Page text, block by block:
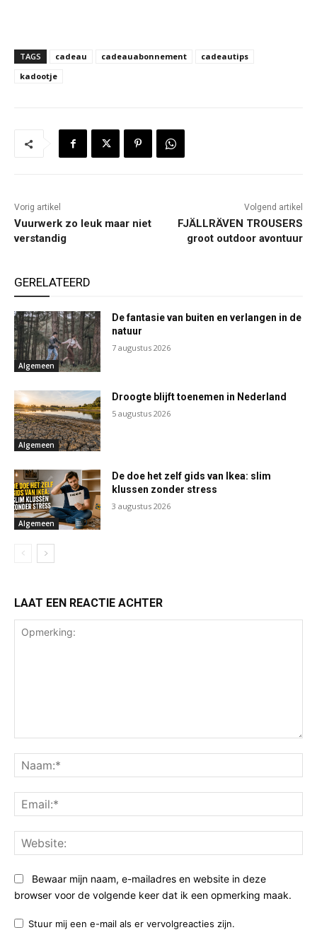
TAGS cadeau cadeauabonnement
cadeautips
kadootje
Vorig artikel
Vuurwerk zo leuk maar niet
verstandig
Volgend artikel
FJÄLLRÄVEN TROUSERS
groot outdoor avontuur
GERELATEERD
Algemeen
De fantasie van buiten en verlangen in de
natuur
7 augustus 2026
Algemeen
Droogte blijft toenemen in Nederland
5 augustus 2026
Algemeen
De doe het zelf gids van Ikea: slim
klussen zonder stress
3 augustus 2026
LAAT EEN REACTIE ACHTER
Bewaar mijn naam, e-mailadres en website in deze
browser voor de volgende keer dat ik een opmerking maak.
Stuur mij een e-mail als er vervolgreacties zijn.